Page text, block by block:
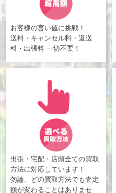
お客様の言い値に挑戦！
送料・キャンセル料・返送
料・出張料 一切不要！
出張・宅配・店頭全ての買取
方法に対応しています！
勿論、どの買取方法でも査定
額が変わることはありませ